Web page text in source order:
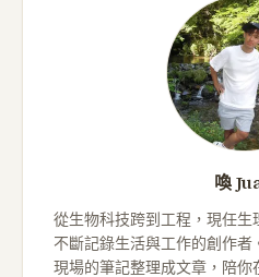
喚
從生物科技跨到工程，現任
不斷記錄生活與工作的創作
現場的筆記整理成文章，陪你